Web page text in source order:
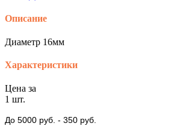
Описание
Диаметр 16мм
Характеристики
Цена за
1 шт.
До 5000 руб. - 350 руб.